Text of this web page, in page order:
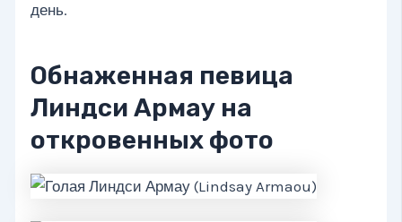
день.
Обнаженная певица
Линдси Армау на
откровенных фото